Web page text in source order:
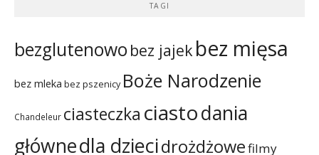
TAGI
bezglutenowo bez jajekbez mięsa
bez mleka bez pszenicy Boże Narodzenie
Chandeleur ciasteczka ciastodania
głównedla dziecidrożdżowefilmy